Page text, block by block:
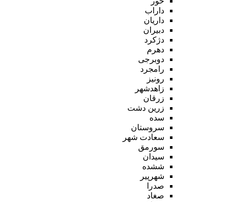
داراب
داریان
دبیران
دژکرد
دهرم
دوبرجی
رامجرد
رونیز
زاهدشهر
زرقان
زرین دشت
سده
سروستان
سعادت شهر
سورمق
سیدان
ششده
شهرپیر
صدرا
صغاد